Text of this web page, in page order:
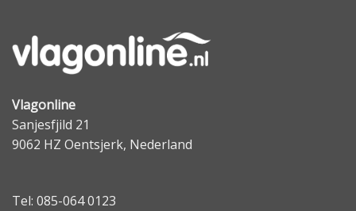
Vlagonline
Sanjesfjild 21
9062 HZ Oentsjerk, Nederland
Tel: 085-064 0123